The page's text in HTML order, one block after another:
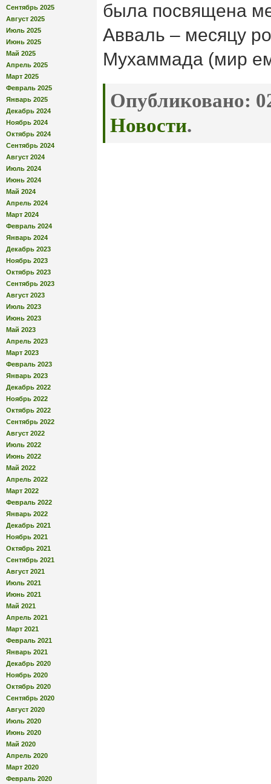
Сентябрь 2025
Август 2025
Июль 2025
Июнь 2025
Май 2025
Апрель 2025
Март 2025
Февраль 2025
Январь 2025
Декабрь 2024
Ноябрь 2024
Октябрь 2024
Сентябрь 2024
Август 2024
Июль 2024
Июнь 2024
Май 2024
Апрель 2024
Март 2024
Февраль 2024
Январь 2024
Декабрь 2023
Ноябрь 2023
Октябрь 2023
Сентябрь 2023
Август 2023
Июль 2023
Июнь 2023
Май 2023
Апрель 2023
Март 2023
Февраль 2023
Январь 2023
Декабрь 2022
Ноябрь 2022
Октябрь 2022
Сентябрь 2022
Август 2022
Июль 2022
Июнь 2022
Май 2022
Апрель 2022
Март 2022
Февраль 2022
Январь 2022
Декабрь 2021
Ноябрь 2021
Октябрь 2021
Сентябрь 2021
Август 2021
Июль 2021
Июнь 2021
Май 2021
Апрель 2021
Март 2021
Февраль 2021
Январь 2021
Декабрь 2020
Ноябрь 2020
Октябрь 2020
Сентябрь 2020
Август 2020
Июль 2020
Июнь 2020
Май 2020
Апрель 2020
Март 2020
Февраль 2020
была посвящена
Авваль – месяцу
Мухаммада (мир
Опубликовано:
Новости.